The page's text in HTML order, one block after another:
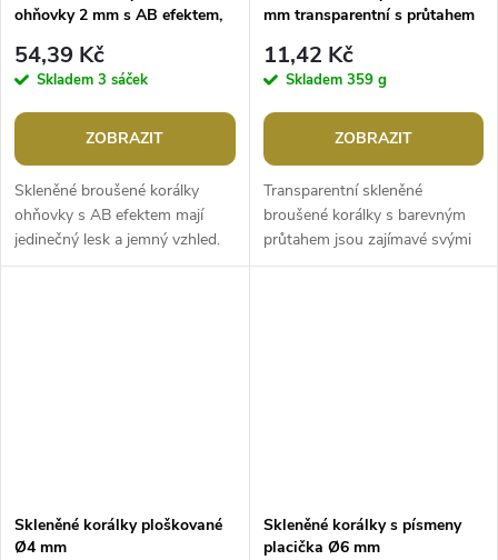
ohňovky 2 mm s AB efektem,
54,39 Kč
Skladem 3 sáček
ZOBRAZIT
Skleněné broušené korálky
ohňovky s AB efektem mají
jedinečný lesk a jemný vzhled.
Vynikají především svým
mm transparentní s průtahem
11,42 Kč
Skladem 359 g
ZOBRAZIT
Transparentní skleněné
broušené korálky s barevným
průtahem jsou zajímavé svými
ploškami, které způsobují pěkný
Skleněné korálky ploškované
Ø4 mm
Skleněné korálky s písmeny
placička Ø6 mm